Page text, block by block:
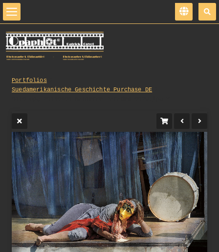
Portfolios
Suedamerikanische_Geschichte_Purchase_DE